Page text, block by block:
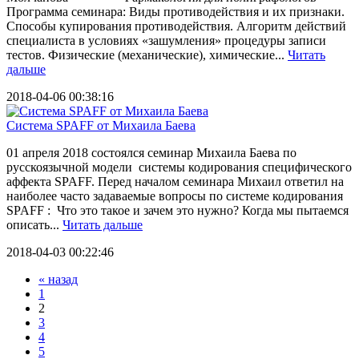
Программа семинара: Виды противодействия и их признаки.
Способы купирования противодействия. Алгоритм действий
специалиста в условиях «зашумления» процедуры записи
тестов. Физические (механические), химические... Читать
дальше
2018-04-06 00:38:16
Система SPAFF от Михаила Баева
01 апреля 2018 состоялся семинар Михаила Баева по
русскоязычной модели системы кодирования специфического
аффекта SPAFF. Перед началом семинара Михаил ответил на
наиболее часто задаваемые вопросы по системе кодирования
SPAFF : Что это такое и зачем это нужно? Когда мы пытаемся
описать... Читать дальше
2018-04-03 00:22:46
« назад
1
2
3
4
5